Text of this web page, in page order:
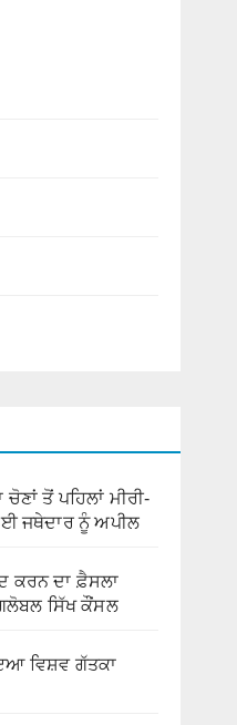
ਤੋਂ ਪਹਿਲਾਂ ਮੀਰੀ-
ਜਥੇਦਾਰ ਨੂੰ ਅਪੀਲ
ਕਰਨ ਦਾ ਫ਼ੈਸਲਾ
ਸਿੱਖ ਕੌਂਸਲ
ਵਿਸ਼ਵ ਗੱਤਕਾ